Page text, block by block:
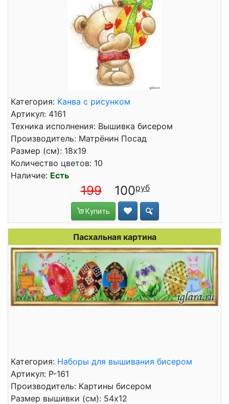
Категория: Канва с рисунком
Артикул: 4161
Техника исполнения: Вышивка бисером
Производитель: Матрёнин Посад
Размер (см): 18x19
Количество цветов: 10
Наличие: Есть
199 100
Купить
Пасхальная картина
Категория: Наборы для вышивания бисером
Артикул: Р-161
Производитель: Картины бисером
Размер вышивки (см): 54x12